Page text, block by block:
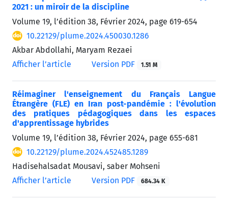
2021 : un miroir de la discipline
Volume 19, l’édition 38, Février 2024, page 619-654
10.22129/plume.2024.450030.1286
Akbar Abdollahi, Maryam Rezaei
Afficher l’article
Version PDF 1.51 M
Réimaginer l'enseignement du Français Langue
Étrangère (FLE) en Iran post-pandémie : l'évolution
des pratiques pédagogiques dans les espaces
d'apprentissage hybrides
Volume 19, l’édition 38, Février 2024, page 655-681
10.22129/plume.2024.452485.1289
Hadisehalsadat Mousavi, saber Mohseni
Afficher l’article
Version PDF 684.34 K